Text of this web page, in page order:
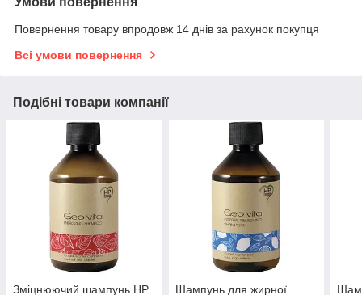
Повернення товару впродовж 14 днів за рахунок покупця
Всі умови повернення
Подібні товари компанії
Зміцнюючий шампунь HP
Шампунь для жирної